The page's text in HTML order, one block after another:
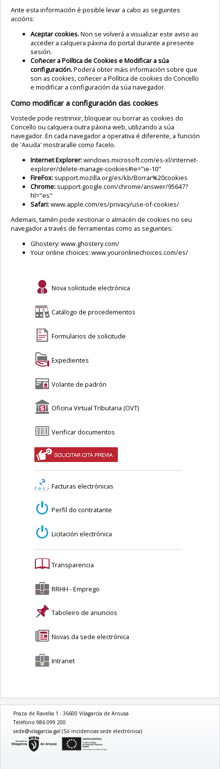
Ante esta información é posible levar a cabo as seguintes
accións:
Aceptar cookies.Non se volverá a visualizar este aviso ao
acceder a calquera páxina do portal durante a presente
sesión.
Coñecer a Política de Cookies e Modificar a súa
configuración.Poderá obter máis información sobre que
son as cookies, coñecer a Política de cookies do Concello
e modificar a configuración da súa navegador.
Como modificar a configuración das cookies
Vostede pode restrinxir, bloquear ou borrar as cookies do
Concello ou calquera outra páxina web, utilizando a súa
navegador. En cada navegador a operativa é diferente, a función
de 'Axuda' mostraralle como facelo.
Internet Explorer:windows.microsoft.com/es-xl/internet-
explorer/delete-manage-cookies#ie="ie-10"
FireFox: support.mozilla.org/es/kb/Borrar%20cookies
Chrome: support.google.com/chrome/answer/95647?
hl="es"
Safari:www.apple.com/es/privacy/use-of-cookies/
Ademais, tamén pode xestionar o almacén de cookies no seu
navegador a través de ferramentas como as seguintes:
Ghostery: www.ghostery.com/
Your online choices: www.youronlinechoices.com/es/
Nova solicitude electrónica
Catálogo de procedementos
Formularios de solicitude
Expedientes
Volante de padrón
Oficina Virtual Tributaria (OVT)
Verificar documentos
Facturas electrónicas
Perfil do contratante
Licitación electrónica
Transparencia
RRHH - Emprego
Taboleiro de anuncios
Novas da sede electrónica
Intranet
Praza de Ravella 1 - 36600 Vilagarcía de Arousa
Teléfono 986 099 200
sede@vilagarcia.gal (Só incidencias sede electrónica)